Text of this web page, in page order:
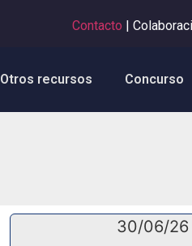
Contacto |
Otros recursos Concurso
30/06/26